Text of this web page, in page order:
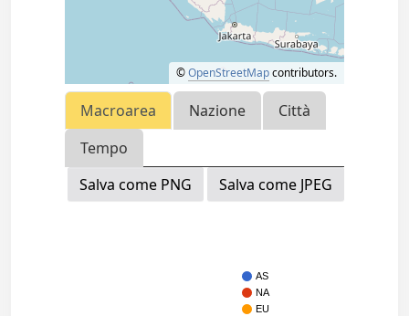
©OpenStreetMapcontributors.
Macroarea Nazione
Città
Tempo
Salva come PNG
Salva come JPEG
AS
NA
EU